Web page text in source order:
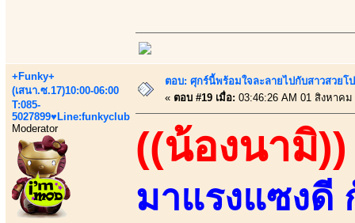
+Funky+
(เสนา.ซ.17)10:00-06:00
T:085-
5027899♥Line:funkyclub
Moderator
ตอบ: ศุกร์นี้พร้อมใจละลายไปกับสาวสวย
« ตอบ #19 เมื่อ: 03:46:26 AM 01 สิงหาคม
((น้องนามิ))
มาแรงแซงดี